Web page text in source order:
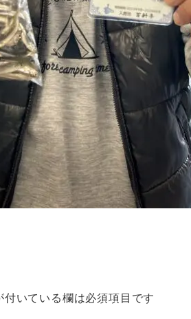
付いている欄は必須項目です